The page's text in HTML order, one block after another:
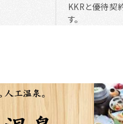
KKRと優待契
す。